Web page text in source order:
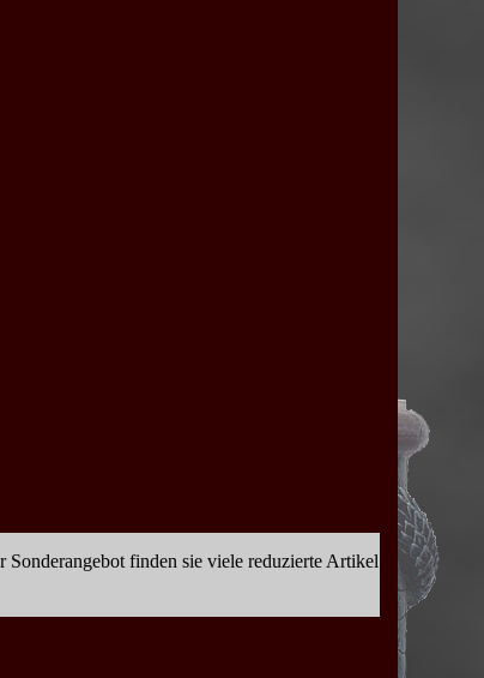
Sonderangebot finden sie viele reduzierte Artikel